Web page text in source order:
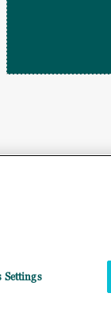
07092780159 -
Paesi. Società a socio
Settings